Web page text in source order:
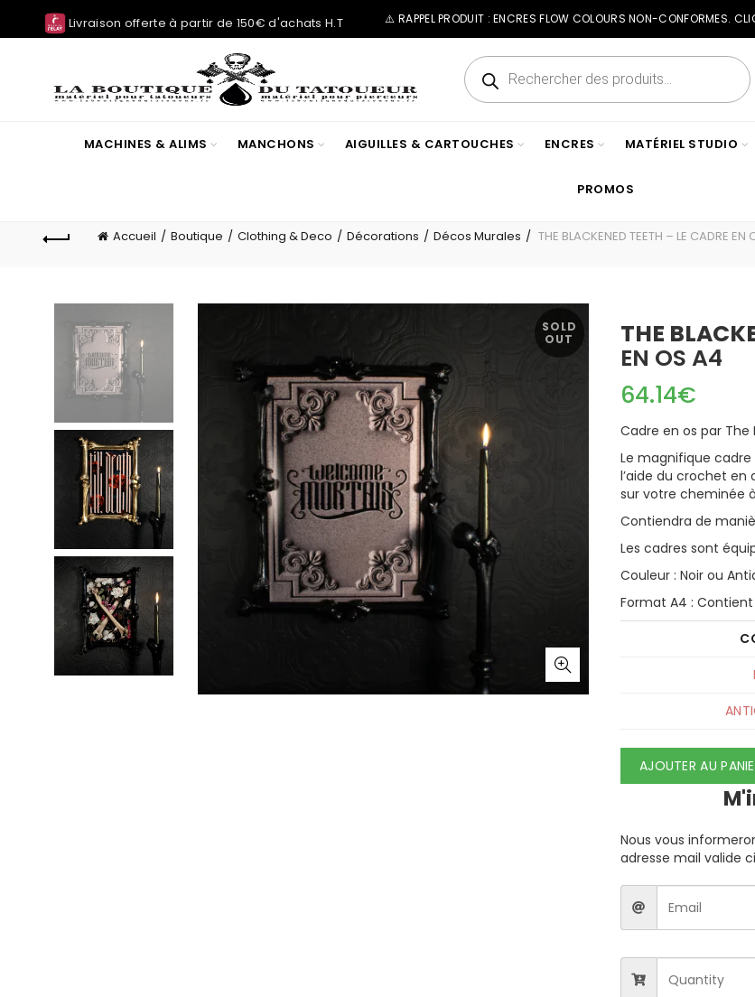
Livraison offerte à partir de 150€ d'achats H.T ⚠️ RAPPEL PRODUIT : ENCRES FLOW COLOURS NON-CONFORMES.
Recherche
de
produits
MACHINES & ALIMS MANCHONS AIGUILLES & CARTOUCHES ENCRES MATÉRIEL STUDIO
PROMOS
Accueil Boutique Clothing & Deco Décorations Décos Murales THE BLACKENED TEETH – LE CADRE EN
SOLD
OUT
THE
EN OS A4
64.14€
Cadre en os par The
Le magnifique
l’aide du crochet en
sur votre cheminée
Contiendra de
Les cadres sont
Couleur : Noir ou
Format A4 :
AJOUTER AU
Nous vous
adresse mail valide